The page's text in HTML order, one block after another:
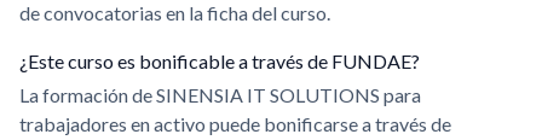
de convocatorias en la ficha del curso.
¿Este curso es bonificable a través de FUNDAE?
La formación de SINENSIA IT SOLUTIONS para
trabajadores en activo puede bonificarse a través de